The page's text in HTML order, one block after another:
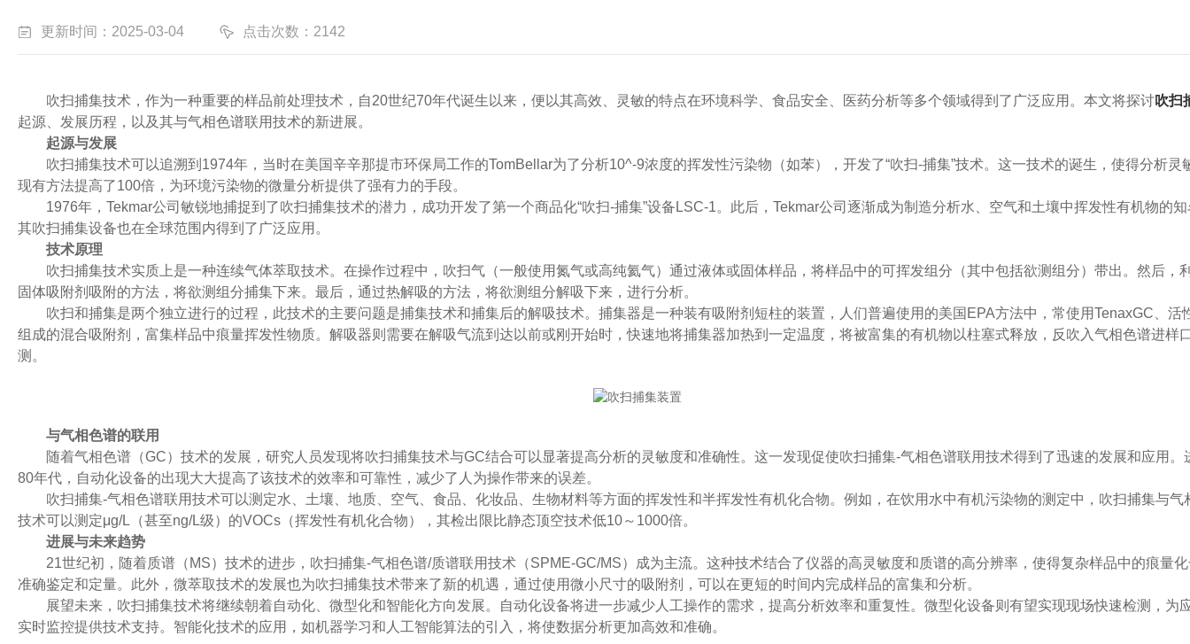
更新时间：2025-03-04 点击次数：2142
吹扫捕集技术，作为一种重要的样品前处理技术，自20世纪70年代诞生以来，便以其高效、灵敏的特点在环境科学、食品安全、医药分析等多个领域得到了广泛应用。本文将探讨吹扫
起源、发展历程，以及其与气相色谱联用技术的新进展。
起源与发展
吹扫捕集技术可以追溯到1974年，当时在美国辛辛那提市环保局工作的TomBellar为了分析10^-9浓度的挥发性污染物（如苯），开发了“吹扫-捕集”技术。这一技术的诞生，使得分析灵
现有方法提高了100倍，为环境污染物的微量分析提供了强有力的手段。
1976年，Tekmar公司敏锐地捕捉到了吹扫捕集技术的潜力，成功开发了第一个商品化“吹扫-捕集”设备LSC-1。此后，Tekmar公司逐渐成为制造分析水、空气和土壤中挥发性有机物的
其吹扫捕集设备也在全球范围内得到了广泛应用。
技术原理
吹扫捕集技术实质上是一种连续气体萃取技术。在操作过程中，吹扫气（一般使用氮气或高纯氦气）通过液体或固体样品，将样品中的可挥发组分（其中包括欲测组分）带出。然后，
固体吸附剂吸附的方法，将欲测组分捕集下来。最后，通过热解吸的方法，将欲测组分解吸下来，进行分析。
吹扫和捕集是两个独立进行的过程，此技术的主要问题是捕集技术和捕集后的解吸技术。捕集器是一种装有吸附剂短柱的装置，人们普遍使用的美国EPA方法中，常使用TenaxGC、活
组成的混合吸附剂，富集样品中痕量挥发性物质。解吸器则需要在解吸气流到达以前或刚开始时，快速地将捕集器加热到一定温度，将被富集的有机物以柱塞式释放，反吹入气相色谱进样
测。
与气相色谱的联用
随着气相色谱（GC）技术的发展，研究人员发现将吹扫捕集技术与GC结合可以显著提高分析的灵敏度和准确性。这一发现促使吹扫捕集-气相色谱联用技术得到了迅速的发展和应用。
80年代，自动化设备的出现大大提高了该技术的效率和可靠性，减少了人为操作带来的误差。
吹扫捕集-气相色谱联用技术可以测定水、土壤、地质、空气、食品、化妆品、生物材料等方面的挥发性和半挥发性有机化合物。例如，在饮用水中有机污染物的测定中，吹扫捕集与气
技术可以测定μg/L（甚至ng/L级）的VOCs（挥发性有机化合物），其检出限比静态顶空技术低10～1000倍。
进展与未来趋势
21世纪初，随着质谱（MS）技术的进步，吹扫捕集-气相色谱/质谱联用技术（SPME-GC/MS）成为主流。这种技术结合了仪器的高灵敏度和质谱的高分辨率，使得复杂样品中的痕量
准确鉴定和定量。此外，微萃取技术的发展也为吹扫捕集技术带来了新的机遇，通过使用微小尺寸的吸附剂，可以在更短的时间内完成样品的富集和分析。
展望未来，吹扫捕集技术将继续朝着自动化、微型化和智能化方向发展。自动化设备将进一步减少人工操作的需求，提高分析效率和重复性。微型化设备则有望实现现场快速检测，为
实时监控提供技术支持。智能化技术的应用，如机器学习和人工智能算法的引入，将使数据分析更加高效和准确。